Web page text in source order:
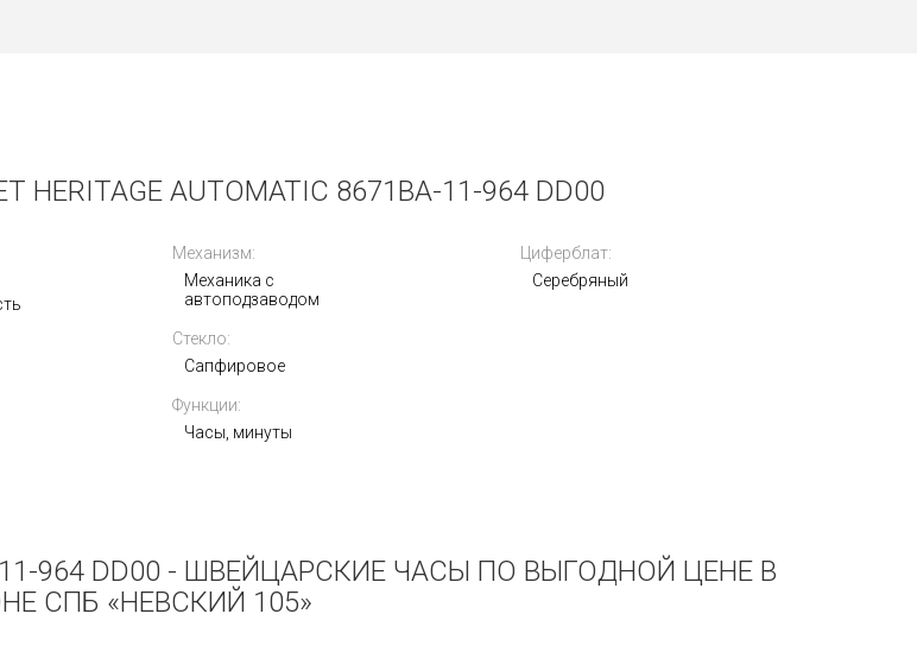
AUTOMATIC 8671BA-11-964 DD00
Механизм:
Механика с
автоподзаводом
Стекло:
Сапфировое
Функции:
Часы, минуты
Циферблат:
Серебряный
11-964 DD00 - ШВЕЙЦАРСКИЕ ЧАСЫ ПО ВЫГОДНОЙ ЦЕНЕ В
СПБ «НЕВСКИЙ 105»